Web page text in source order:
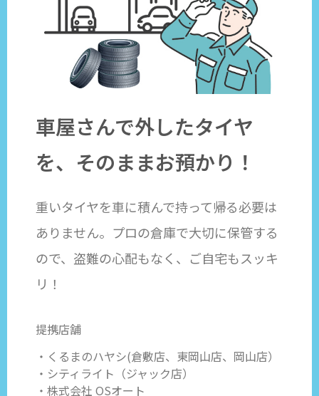
車屋さんで外したタイヤ
を、そのままお預かり！
重いタイヤを車に積んで持って帰る必要は
ありません。プロの倉庫で大切に保管する
ので、盗難の心配もなく、ご自宅もスッキ
リ！
提携店舗
・くるまのハヤシ(倉敷店、 東岡山店、 岡山店）
・シティライト（ジャック店）
・株式会社 OSオート